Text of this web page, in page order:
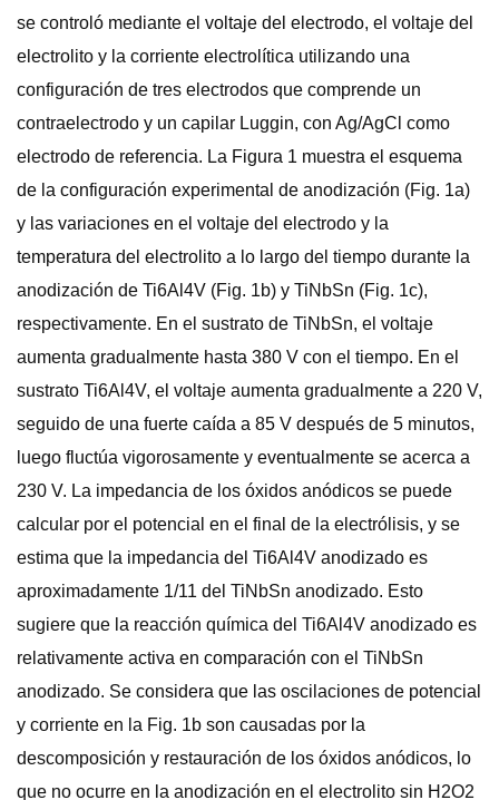
se controló mediante el voltaje del electrodo, el voltaje del
electrolito y la corriente electrolítica utilizando una
configuración de tres electrodos que comprende un
contraelectrodo y un capilar Luggin, con Ag/AgCl como
electrodo de referencia. La Figura 1 muestra el esquema
de la configuración experimental de anodización (Fig. 1a)
y las variaciones en el voltaje del electrodo y la
temperatura del electrolito a lo largo del tiempo durante la
anodización de Ti6Al4V (Fig. 1b) y TiNbSn (Fig. 1c),
respectivamente. En el sustrato de TiNbSn, el voltaje
aumenta gradualmente hasta 380 V con el tiempo. En el
sustrato Ti6Al4V, el voltaje aumenta gradualmente a 220 V,
seguido de una fuerte caída a 85 V después de 5 minutos,
luego fluctúa vigorosamente y eventualmente se acerca a
230 V. La impedancia de los óxidos anódicos se puede
calcular por el potencial en el final de la electrólisis, y se
estima que la impedancia del Ti6Al4V anodizado es
aproximadamente 1/11 del TiNbSn anodizado. Esto
sugiere que la reacción química del Ti6Al4V anodizado es
relativamente activa en comparación con el TiNbSn
anodizado. Se considera que las oscilaciones de potencial
y corriente en la Fig. 1b son causadas por la
descomposición y restauración de los óxidos anódicos, lo
que no ocurre en la anodización en el electrolito sin H2O2